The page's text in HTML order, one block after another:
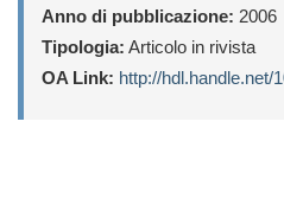
Anno di pubblicazione: 2006
Tipologia: Articolo in rivista
OA Link: http://hdl.handle.net/